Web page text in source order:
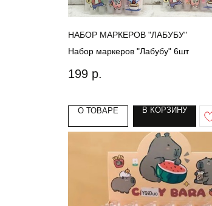
НАБОР МАРКЕРОВ "ЛАБУБУ"
Набор маркеров "Лабубу" 6шт
199 р.
О ТОВАРЕ В КОРЗИНУ